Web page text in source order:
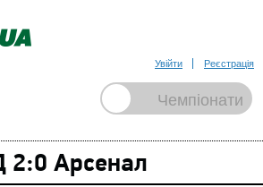
Увійти Реєстрація
2:0 Арсенал